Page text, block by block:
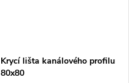
Krycí lišta kanálového profilu
80x80